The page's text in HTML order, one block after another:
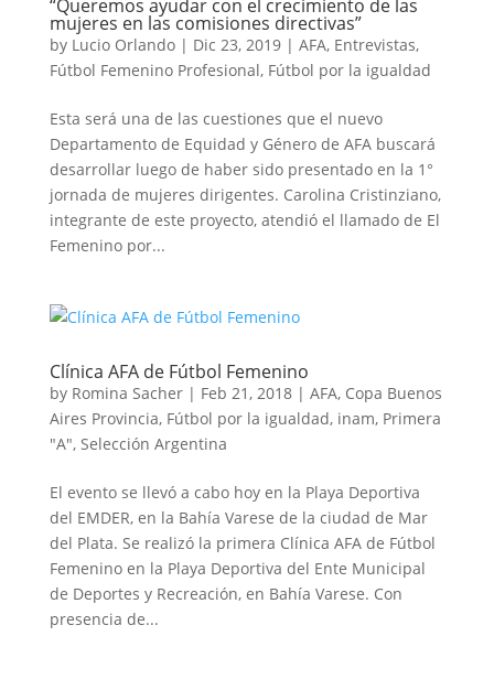
“Queremos ayudar con el crecimiento de las
mujeres en las comisiones directivas”
by Lucio Orlando| Dic 23, 2019| AFA, Entrevistas,
Fútbol Femenino Profesional, Fútbol por la igualdad
Esta será una de las cuestiones que el nuevo
Departamento de Equidad y Género de AFA buscará
desarrollar luego de haber sido presentado en la 1°
jornada de mujeres dirigentes. Carolina Cristinziano,
integrante de este proyecto, atendió el llamado de El
Femenino por...
Clínica AFA de Fútbol Femenino
by Romina Sacher| Feb 21, 2018| AFA, Copa Buenos
Aires Provincia, Fútbol por la igualdad, inam, Primera
"A", Selección Argentina
El evento se llevó a cabo hoy en la Playa Deportiva
del EMDER, en la Bahía Varese de la ciudad de Mar
del Plata. Se realizó la primera Clínica AFA de Fútbol
Femenino en la Playa Deportiva del Ente Municipal
de Deportes y Recreación, en Bahía Varese. Con
presencia de...